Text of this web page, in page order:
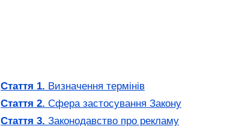
Стаття 1. Визначення термінів
Стаття 2. Сфера застосування Закону
Стаття 3. Законодавство про рекламу